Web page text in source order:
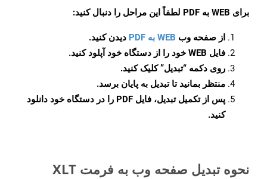
برای WEB به PDF لطفاً این مراحل را دنبال کنید:
از صفحه وب WEB به PDF
دیدن کنید.
فایل WEB خود را از دستگاه خود آپلود کنید.
روی دکمه “تبدیل”کلیک کنید.
منتظر بمانید تا تبدیل به پایان برسد.
پس از تکمیل تبدیل، فایل PDF را در دستگاه خود دانلود
کنید.
نحوه تبدیل صفحه وب به فرمت XLT